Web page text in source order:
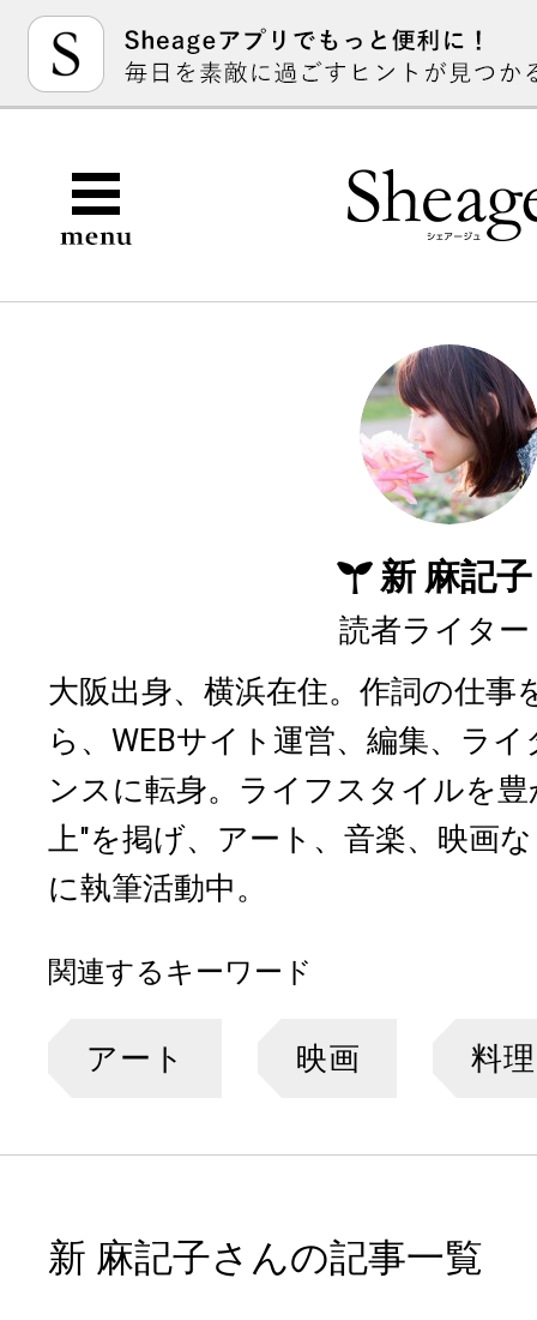
新 麻記子
読者ライター
大阪出身、横浜在住。作詞の仕事
ら、WEBサイト運営、編集、ラ
ンスに転身。ライフスタイルを
上"を掲げ、アート、音楽、映画
に執筆活動中。
関連するキーワード
アート 映画 料理
新 麻記子さんの記事一覧